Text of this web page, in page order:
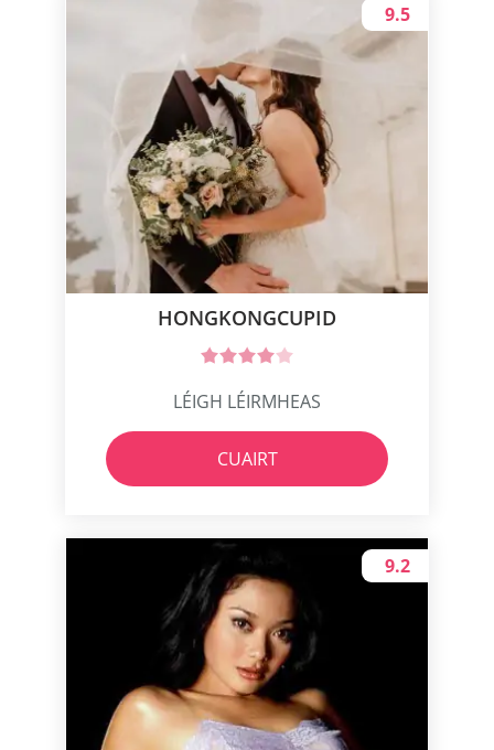
HONGKONGCUPID
9.5
LÉIGH LÉIRMHEAS
CUAIRT
9.2